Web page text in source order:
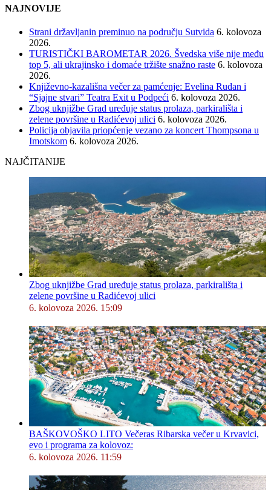
NAJNOVIJE
Strani državljanin preminuo na području Sutvida 6. kolovoza
2026.
TURISTIČKI BAROMETAR 2026. Švedska više nije među
top 5, ali ukrajinsko i domaće tržište snažno raste 6. kolovoza
2026.
Književno-kazališna večer za pamćenje: Evelina Rudan i
“Sjajne stvari” Teatra Exit u Podpeći 6. kolovoza 2026.
Zbog uknjižbe Grad uređuje status prolaza, parkirališta i
zelene površine u Radićevoj ulici 6. kolovoza 2026.
Policija objavila priopćenje vezano za koncert Thompsona u
Imotskom 6. kolovoza 2026.
NAJČITANIJE
Zbog uknjižbe Grad uređuje status prolaza, parkirališta i
zelene površine u Radićevoj ulici
6. kolovoza 2026. 15:09
BAŠKOVOŠKO LITO Večeras Ribarska večer u Krvavici,
evo i programa za kolovoz:
6. kolovoza 2026. 11:59